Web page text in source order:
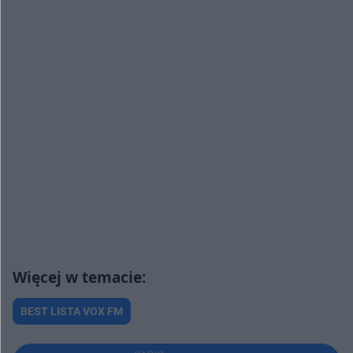
BEST LISTA VOX FM